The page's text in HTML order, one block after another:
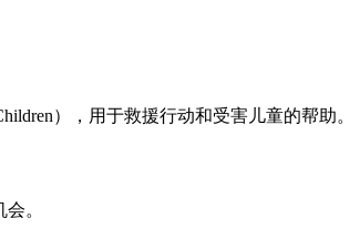
），用于救援行动和受害儿童的帮助。
。